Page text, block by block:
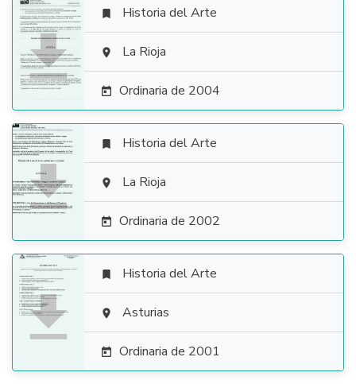

 Historia del Arte
 La Rioja
 Ordinaria de 2004

 Historia del Arte
 La Rioja
 Ordinaria de 2002

 Historia del Arte
 Asturias
 Ordinaria de 2001